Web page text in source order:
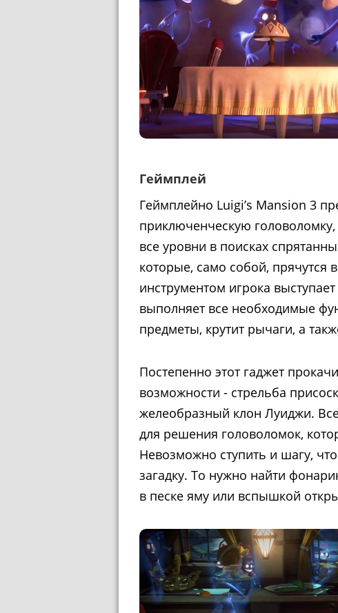
Геймплей
Геймплейно Luigi’s Mansion 3
приключенческую
все уровни в поисках
которые, само собой, прячутся
инструментом игрока
выполняет все необходимые
предметы, крутит рычаги, а
Постепенно этот гаджет
возможности - стрельба
желеобразный клон Луиджи.
для решения головоломок,
Невозможно ступить и шагу,
загадку. То нужно найти
в песке яму или вспышкой